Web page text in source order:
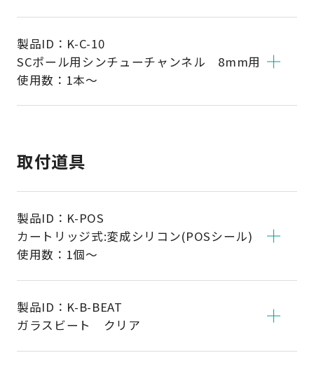
製品ID： K-C-10
SCポール用シンチューチャンネル 8mm用
使用数：1本～
取付道具
製品ID： K-POS
カートリッジ式:変成シリコン(POSシール)
使用数：1個～
製品ID： K-B-BEAT
ガラスビート クリア